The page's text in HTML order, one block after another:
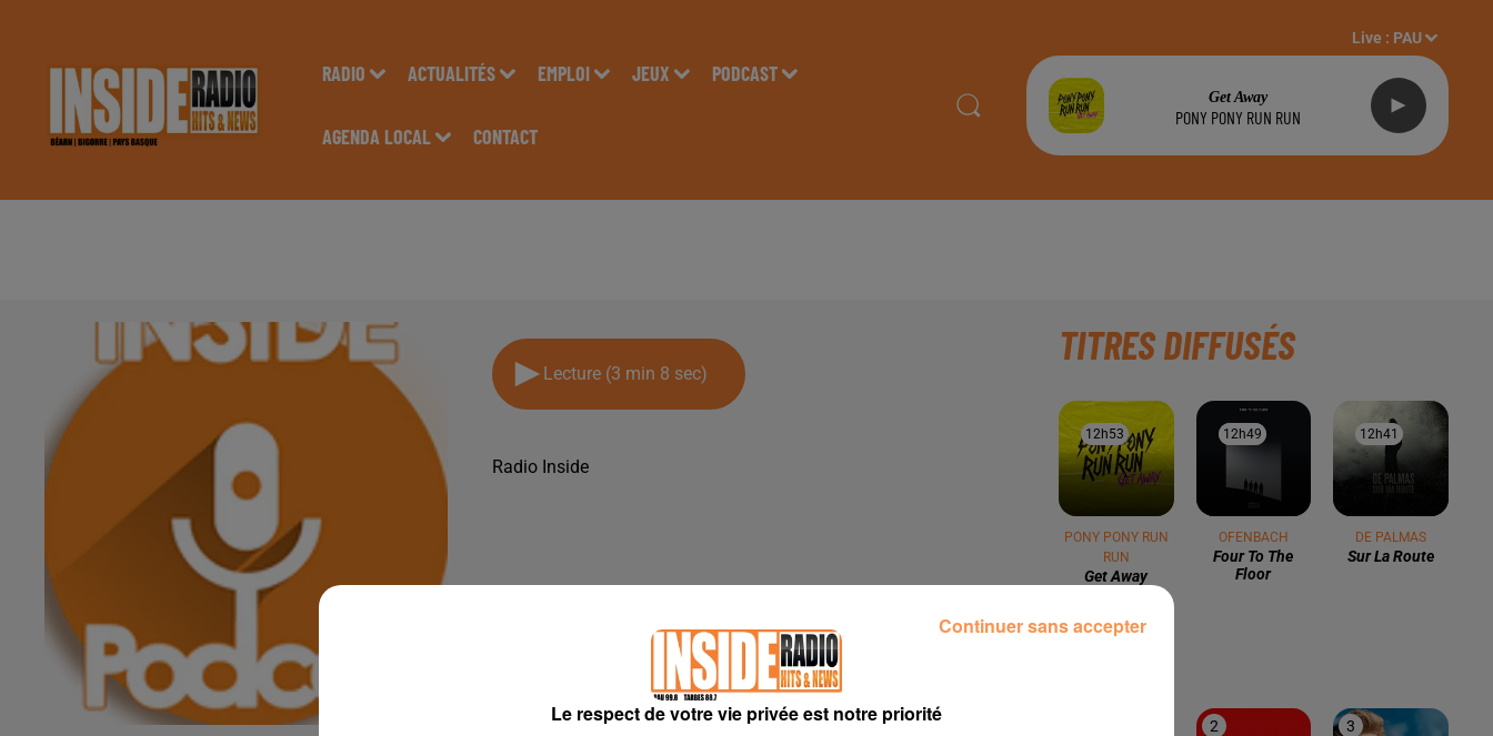
RADIO ACTUALITÉS EMPLOI JEUX PODCAST
AGENDA LOCAL CONTACT
Live : PAU
Get Away
PONY PONY RUN RUN
Lecture (3 min 8 sec)
Radio Inside
TITRES DIFFUSÉS
12h53
12h53
PONY PONY RUN
RUN
Get Away
12h49
12h49
OFENBACH
Four To The
Floor
12h41
12h41
DE PALMAS
Sur La Route
LE TOP
2 3
Le respect de votre vie privée est notre priorité
Continuer sans accepter